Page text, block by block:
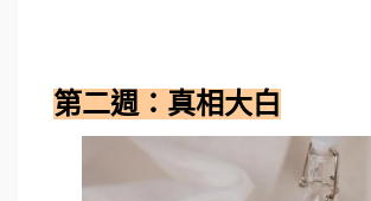
第二週：真相大白